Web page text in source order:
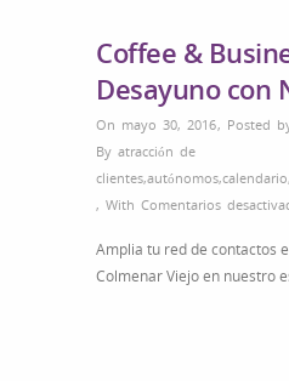
Coffee &
Desayuno con
On mayo 30, 2016, Posted
By atracción de
clientes,autónomos,calendario,
, With Comentarios
Amplia tu red de contactos
Colmenar Viejo en nuestro